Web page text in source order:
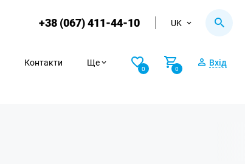
+38 (067) 411-44-10 UK
Контакти Ще
0 0
Вхід